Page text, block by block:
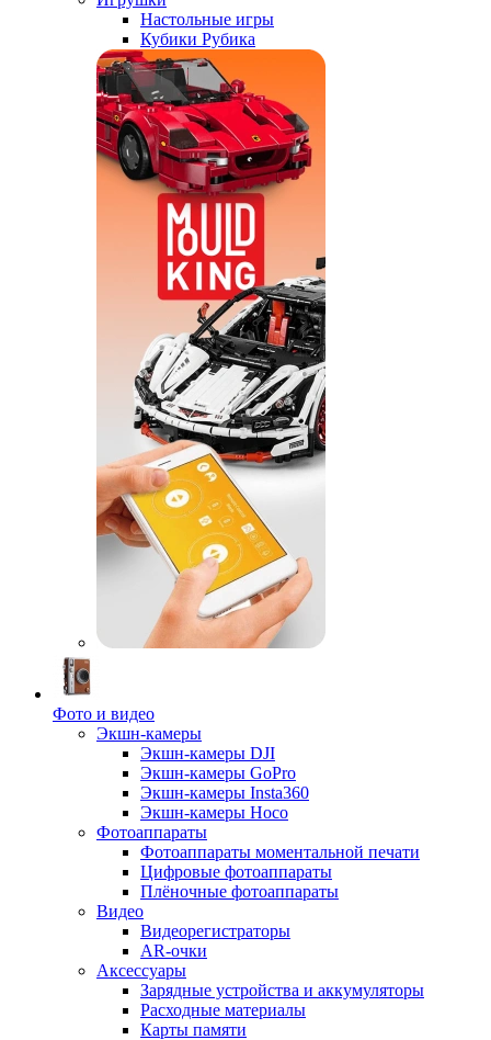
Настольные игры
Кубики Рубика
Фото и видео
Экшн-камеры
Экшн-камеры DJI
Экшн-камеры GoPro
Экшн-камеры Insta360
Экшн-камеры Hoco
Фотоаппараты
Фотоаппараты моментальной печати
Цифровые фотоаппараты
Плёночные фотоаппараты
Видео
Видеорегистраторы
AR-очки
Аксессуары
Зарядные устройства и аккумуляторы
Расходные материалы
Карты памяти